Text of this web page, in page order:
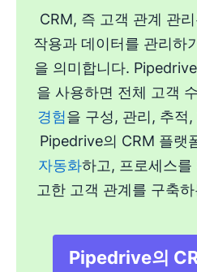
CRM, 즉 고객 관계 관
작용과 데이터를 관리하
을 의미합니다.
을 사용하면 전체 고객
경험을 구성, 관리, 추적
Pipedrive의 CRM 플랫
자동화하고, 프로세스를
고한 고객 관계를 구축
Pipedrive의